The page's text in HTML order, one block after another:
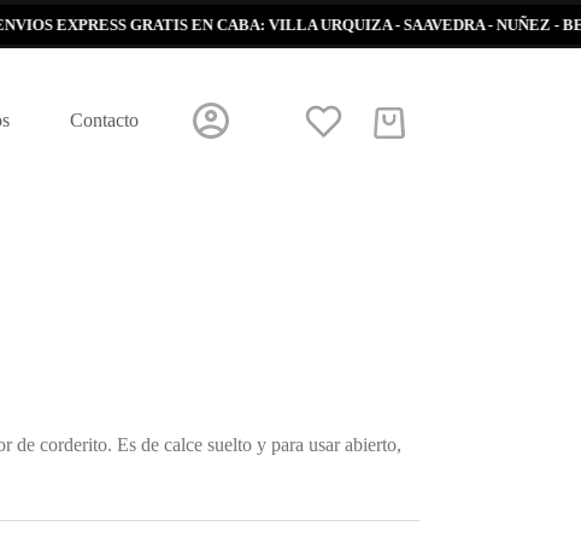
GRATIS EN CABA: VILLA URQUIZA - SAAVEDRA - NUÑEZ -
Contacto
Carro
corderito. Es de calce suelto y para usar abierto,